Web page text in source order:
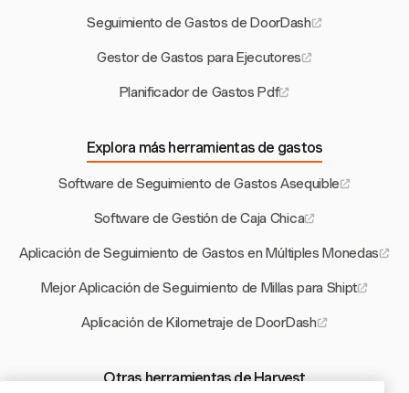
Seguimiento de Gastos de DoorDash
Gestor de Gastos para Ejecutores
Planificador de Gastos Pdf
Explora más herramientas de gastos
Software de Seguimiento de Gastos Asequible
Software de Gestión de Caja Chica
Aplicación de Seguimiento de Gastos en Múltiples Monedas
Mejor Aplicación de Seguimiento de Millas para Shipt
Aplicación de Kilometraje de DoorDash
Otras herramientas de Harvest